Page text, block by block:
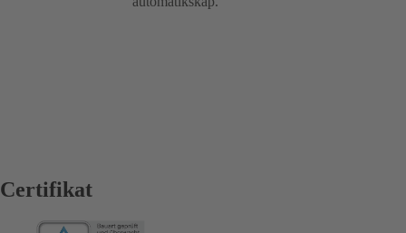
Certifikat